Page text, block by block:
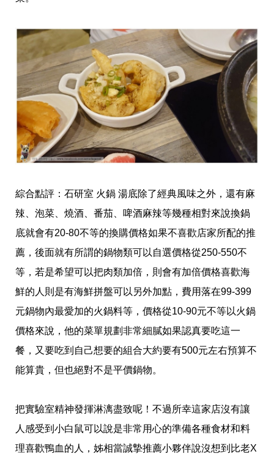
綜合點評：石研室 火鍋 湯底除了經典風味之外，還有麻
辣、泡菜、燒酒、番茄、啤酒麻辣等幾種相對來說換鍋
底就會有20-80不等的換購價格如果不喜歡店家所配的推
薦，後面就有所謂的鍋物類可以自選價格從250-550不
等，若是希望可以把肉類加倍，則會有加倍價格喜歡海
鮮的人則是有海鮮拼盤可以另外加點，費用落在99-399
元鍋物內最愛加的火鍋料等，價格從10-90元不等以火鍋
價格來說，他的菜單規劃非常細膩如果認真要吃這一
餐，又要吃到自己想要的組合大約要有500元左右預算不
能算貴，但也絕對不是平價鍋物。
把實驗室精神發揮淋漓盡致呢！不過所幸這家店沒有讓
人感受到小白鼠可以說是非常用心的準備各種食材和料
理喜歡鴨血的人，姊相當誠摯推薦小夥伴說沒想到比老X